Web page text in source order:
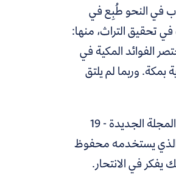
في النحو طُبِع في
تحقيق التراث، منها:
الفوائد المكية في
بمكة. وربما لم يلتق
لكن المدهش أن محفوظ استخدم اسم جده في واحدة من قصص البدايات: «مأساة الغرور» (المجلة الجديدة - 19
(الذي يستخدمه محفوظ
يفكر في الانتحار.